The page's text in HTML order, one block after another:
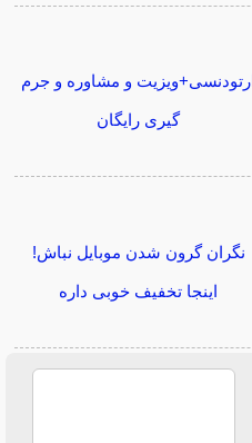
ارتودنسی+ویزیت و مشاوره و جرم
گیری رایگان
نگران گرون شدن موبایل نباش!
اینجا تخفیف خوبی داره